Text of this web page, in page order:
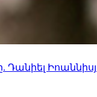
Դանիել